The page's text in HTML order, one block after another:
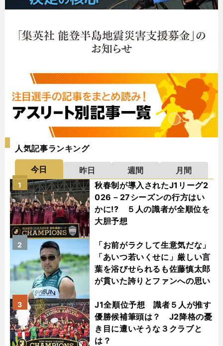
人気記事ランキング
今日 昨日 週間
月間
秋春制が導入されたJ1リーグ2
026－27シーズンの行方はい
かに!? ５人の識者が全順位を
大胆予想
1
「お前がラクして生意気だな」
「あいつ若いくせに」厳しい言
葉を浴びせられるも佐藤慎太郎
が貫いた誇りとファンへの思い
2
J1全順位予想 識者５人が推す
優勝候補筆頭は？ J2降格の憂
き目に遭いそうな３クラブと
は？
3